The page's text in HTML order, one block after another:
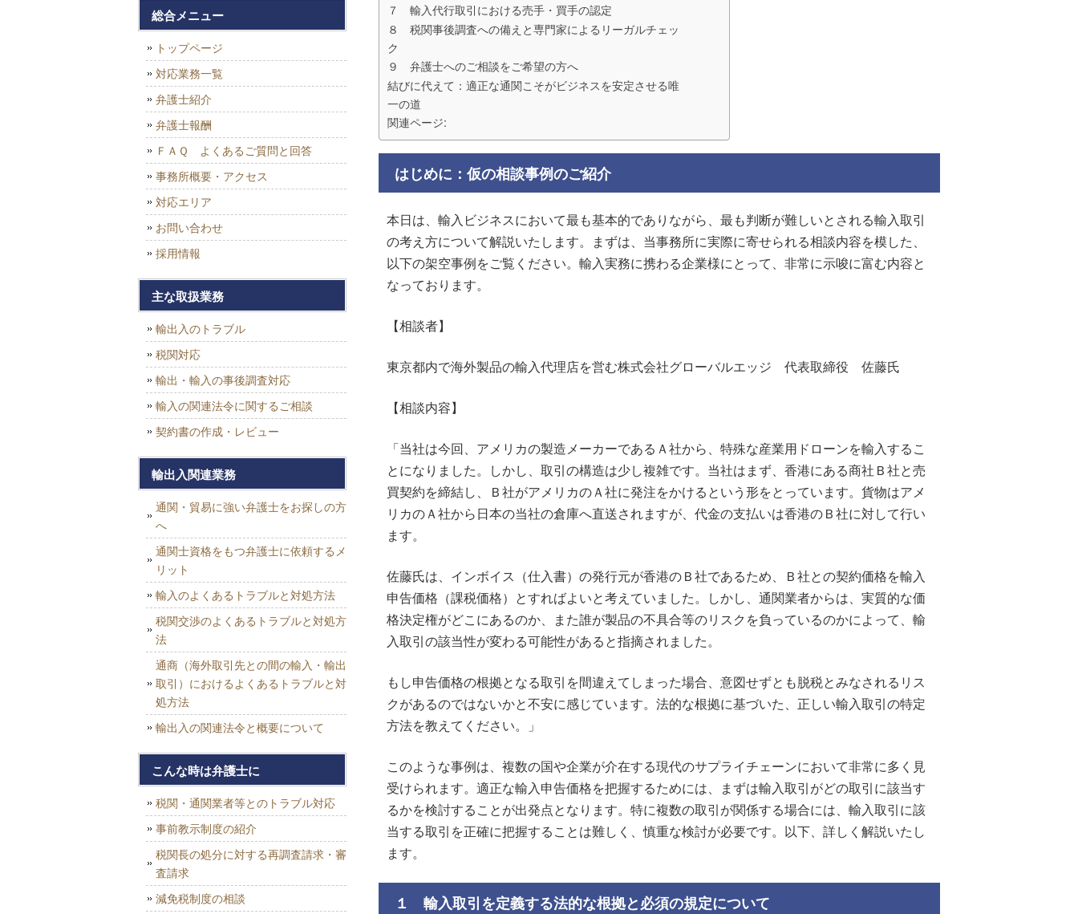
７ 輸入代行取引における売手・買手の認定
８ 税関事後調査への備えと専門家によるリーガルチェッ
ク
９ 弁護士へのご相談をご希望の方へ
結びに代えて：適正な通関こそがビジネスを安定させる唯
一の道
関連ページ:
はじめに：仮の相談事例のご紹介
本日は、輸入ビジネスにおいて最も基本的でありながら、最も判断が難しいとされる輸入取引
の考え方について解説いたします。まずは、当事務所に実際に寄せられる相談内容を模した、
以下の架空事例をご覧ください。輸入実務に携わる企業様にとって、非常に示唆に富む内容と
なっております。
【相談者】
東京都内で海外製品の輸入代理店を営む株式会社グローバルエッジ 代表取締役 佐藤氏
【相談内容】
「当社は今回、アメリカの製造メーカーであるＡ社から、特殊な産業用ドローンを輸入するこ
とになりました。しかし、取引の構造は少し複雑です。当社はまず、香港にある商社Ｂ社と売
買契約を締結し、Ｂ社がアメリカのＡ社に発注をかけるという形をとっています。貨物はアメ
リカのＡ社から日本の当社の倉庫へ直送されますが、代金の支払いは香港のＢ社に対して行い
ます。
佐藤氏は、インボイス（仕入書）の発行元が香港のＢ社であるため、Ｂ社との契約価格を輸入
申告価格（課税価格）とすればよいと考えていました。しかし、通関業者からは、実質的な価
格決定権がどこにあるのか、また誰が製品の不具合等のリスクを負っているのかによって、輸
入取引の該当性が変わる可能性があると指摘されました。
もし申告価格の根拠となる取引を間違えてしまった場合、意図せずとも脱税とみなされるリス
クがあるのではないかと不安に感じています。法的な根拠に基づいた、正しい輸入取引の特定
方法を教えてください。」
このような事例は、複数の国や企業が介在する現代のサプライチェーンにおいて非常に多く見
受けられます。適正な輸入申告価格を把握するためには、まずは輸入取引がどの取引に該当す
るかを検討することが出発点となります。特に複数の取引が関係する場合には、輸入取引に該
当する取引を正確に把握することは難しく、慎重な検討が必要です。以下、詳しく解説いたし
ます。
１ 輸入取引を定義する法的な根拠と必須の規定について
総合メニュー
トップページ
対応業務一覧
弁護士紹介
弁護士報酬
ＦＡＱ よくあるご質問と回答
事務所概要・アクセス
対応エリア
お問い合わせ
採用情報
主な取扱業務
輸出入のトラブル
税関対応
輸出・輸入の事後調査対応
輸入の関連法令に関するご相談
契約書の作成・レビュー
輸出入関連業務
通関・貿易に強い弁護士をお探しの方
へ
通関士資格をもつ弁護士に依頼するメ
リット
輸入のよくあるトラブルと対処方法
税関交渉のよくあるトラブルと対処方
法
通商（海外取引先との間の輸入・輸出
取引）におけるよくあるトラブルと対
処方法
輸出入の関連法令と概要について
こんな時は弁護士に
税関・通関業者等とのトラブル対応
事前教示制度の紹介
税関長の処分に対する再調査請求・審
査請求
減免税制度の相談